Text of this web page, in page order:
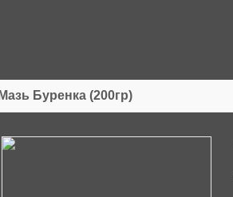
Мазь Буренка (200гр)